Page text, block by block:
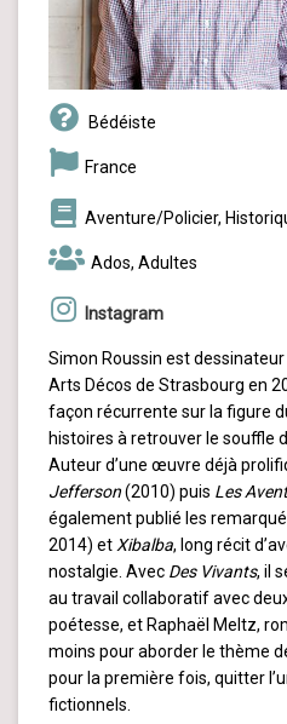
Bédéiste
France
Aventure/Policier,
Ados, Adultes
Instagram
Simon Roussin est
Arts Décos de Strasbourg en
façon récurrente sur la figure
histoires à retrouver le souffle
Auteur d’une œuvre déjà
Jefferson(2010) puis Les
également publié les
2014) etXibalba, long récit
nostalgie. Avec Des Vivants, il
au travail collaboratif avec
poétesse, et Raphaël Meltz,
moins pour aborder le thème
pour la première fois, quitter
fictionnels.